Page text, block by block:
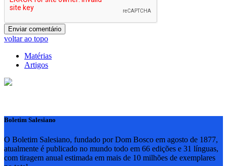
voltar ao topo
Matérias
Artigos
Boletim Salesiano
O Boletim Salesiano, fundado por Dom Bosco em agosto de 1877,
atualmente é publicado no mundo todo em 66 edições e 31 línguas,
com tiragem anual estimada em mais de 10 milhões de exemplares